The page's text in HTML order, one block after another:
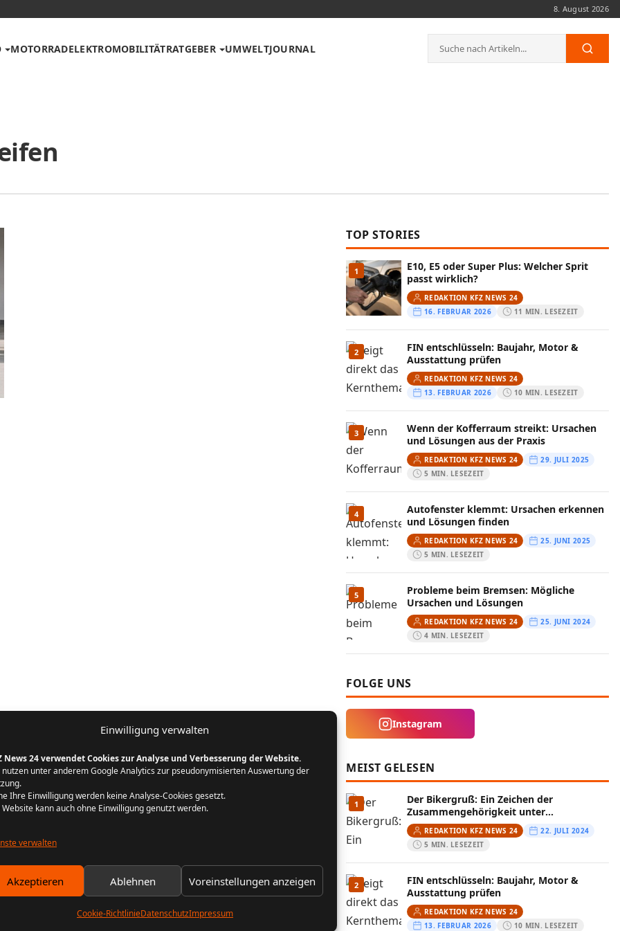
Einwilligung verwalten
News 24 verwendet Cookies zur Analyse und Verbesserung der Website.
nutzen unter anderem Google Analytics zur pseudonymisierten Auswertung der
Ihre Einwilligung werden keine Analyse-Cookies gesetzt.
Website kann auch ohne Einwilligung genutzt werden.
verwalten
Akzeptieren Ablehnen Voreinstellungen anzeigen
Cookie-RichtlinieDatenschutzImpressum
8. August 2026
MOTORRADELEKTROMOBILITÄTRATGEBER UMWELTJOURNAL
Suche
nach:
TOP STORIES
1
E10, E5 oder Super Plus: Welcher Sprit
passt wirklich?
REDAKTION KFZ NEWS 24
16. FEBRUAR 2026
11 MIN. LESEZEIT
2
FIN entschlüsseln: Baujahr, Motor &
Ausstattung prüfen
REDAKTION KFZ NEWS 24
13. FEBRUAR 2026
10 MIN. LESEZEIT
3
Wenn der Kofferraum streikt: Ursachen
und Lösungen aus der Praxis
REDAKTION KFZ NEWS 24
29. JULI 2025
5 MIN. LESEZEIT
4
Autofenster klemmt: Ursachen erkennen
und Lösungen finden
REDAKTION KFZ NEWS 24
25. JUNI 2025
5 MIN. LESEZEIT
5
Probleme beim Bremsen: Mögliche
Ursachen und Lösungen
REDAKTION KFZ NEWS 24
25. JUNI 2024
4 MIN. LESEZEIT
FOLGE UNS
Instagram
MEIST GELESEN
1
Der Bikergruß: Ein Zeichen der
Zusammengehörigkeit unter
Motorradfahrern
REDAKTION KFZ NEWS 24
22. JULI 2024
5 MIN. LESEZEIT
2
FIN entschlüsseln: Baujahr, Motor &
Ausstattung prüfen
REDAKTION KFZ NEWS 24
13. FEBRUAR 2026
10 MIN. LESEZEIT